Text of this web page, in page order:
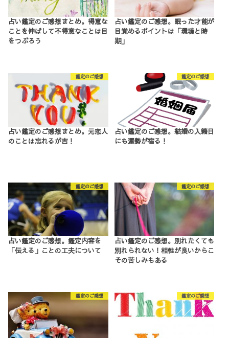
占い鑑定のご感想まとめ。得意な
ことを伸ばして不得意なことは目
をつぶろう
占い鑑定のご感想。眠った才能が
目覚めるポイントは「環境と時
期」
鑑定のご感想
占い鑑定のご感想まとめ。元恋人
のことは忘れるが吉！
鑑定のご感想
占い鑑定のご感想。結婚の入籍日
にも運勢が宿る！
鑑定のご感想
占い鑑定のご感想。鑑定内容を
「伝える」ことの工夫について
鑑定のご感想
占い鑑定のご感想。別れたくても
別れられない！相性が良いからこ
その苦しみもある
鑑定のご感想 鑑定のご感想